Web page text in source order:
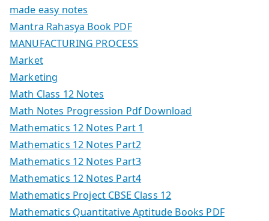
made easy notes
Mantra Rahasya Book PDF
MANUFACTURING PROCESS
Market
Marketing
Math Class 12 Notes
Math Notes Progression Pdf Download
Mathematics 12 Notes Part 1
Mathematics 12 Notes Part2
Mathematics 12 Notes Part3
Mathematics 12 Notes Part4
Mathematics Project CBSE Class 12
Mathematics Quantitative Aptitude Books PDF